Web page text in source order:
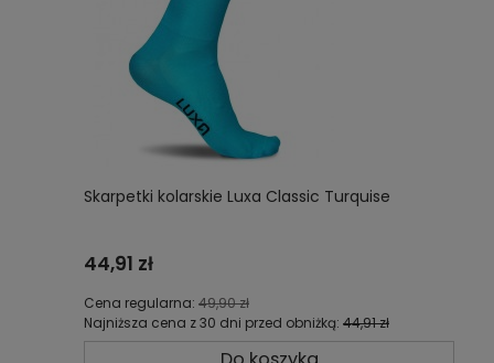
Skarpetki kolarskie Luxa Classic Turquise
44,91 zł
Cena regularna: 49,90 zł
Najniższa cena z 30 dni przed obniżką: 44,91 zł